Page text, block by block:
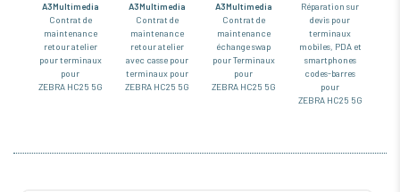
A3Multimedia
Contrat de
maintenance
retour atelier
pour terminaux
pour
ZEBRA HC25 5G
A3Multimedia
Contrat de
maintenance
retour atelier
avec casse pour
terminaux pour
ZEBRA HC25 5G
A3Multimedia
Contrat de
maintenance
échange swap
pour Terminaux
pour
ZEBRA HC25 5G
Réparation sur
devis pour
terminaux
mobiles, PDA et
smartphones
codes-barres
pour
ZEBRA HC25 5G